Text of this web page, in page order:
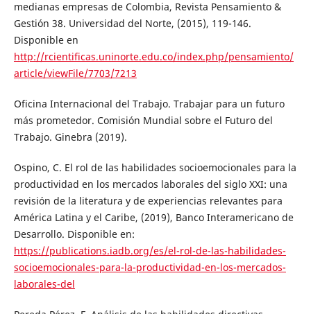
medianas empresas de Colombia, Revista Pensamiento &
Gestión 38. Universidad del Norte, (2015), 119-146.
Disponible en
http://rcientificas.uninorte.edu.co/index.php/pensamiento/
article/viewFile/7703/7213
Oficina Internacional del Trabajo. Trabajar para un futuro
más prometedor. Comisión Mundial sobre el Futuro del
Trabajo. Ginebra (2019).
Ospino, C. El rol de las habilidades socioemocionales para la
productividad en los mercados laborales del siglo XXI: una
revisión de la literatura y de experiencias relevantes para
América Latina y el Caribe, (2019), Banco Interamericano de
Desarrollo. Disponible en:
https://publications.iadb.org/es/el-rol-de-las-habilidades-
socioemocionales-para-la-productividad-en-los-mercados-
laborales-del